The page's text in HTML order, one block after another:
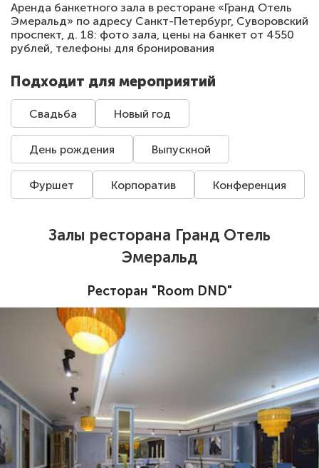
Аренда банкетного зала в ресторане «Гранд Отель
Эмеральд» по адресу Санкт-Петербург, Суворовский
проспект, д. 18: фото зала, цены на банкет от 4550
рублей, телефоны для бронирования
Подходит для мероприятий
Свадьба Новый год
День рождения Выпускной
Фуршет Корпоратив Конференция
Залы ресторана Гранд Отель
Эмеральд
Ресторан "Room DND"